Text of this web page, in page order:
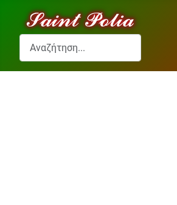
Αναζήτηση...